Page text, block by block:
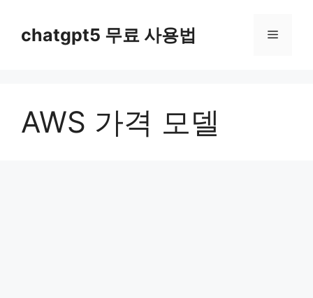
chatgpt5 무료 사용법 메
AWS 가격 모델